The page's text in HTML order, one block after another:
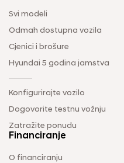
Svi modeli
Odmah dostupna vozila
Cjenici i brošure
Hyundai 5 godina jamstva
Konfigurirajte vozilo
Dogovorite testnu vožnju
Zatražite ponudu
Financiranje
O financiranju